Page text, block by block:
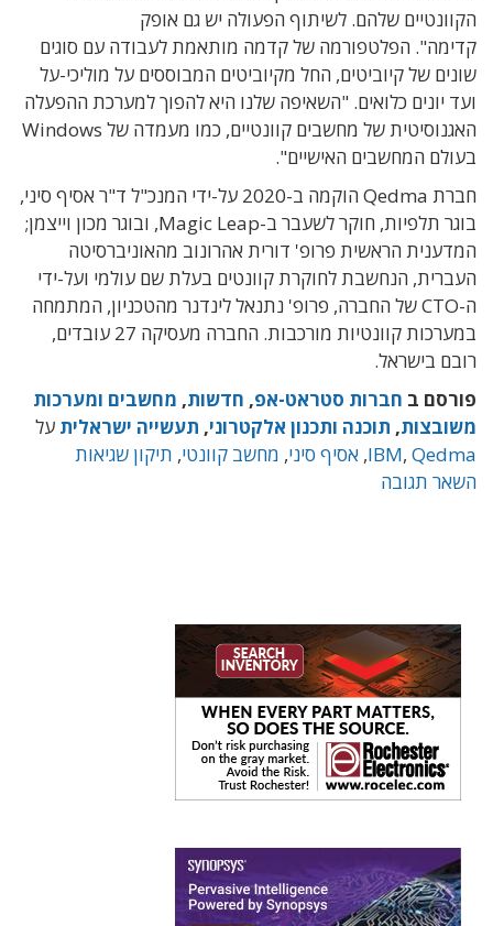
הקוונטיים שלהם. לשיתוף הפעולה יש גם אופק
קדימה". הפלטפורמה של קדמה מותאמת לעבודה עם סוגים
שונים של קיוביטים, החל מקיוביטים המבוססים על מוליכי-על
ועד יונים כלואים. "השאיפה שלנו היא להפוך למערכת ההפעלה
האגנוסיטית של מחשבים קוונטיים, כמו מעמדה של Windows
בעולם המחשבים האישיים".
חברת Qedma הוקמה ב-2020 על-ידי המנכ"ל ד"ר אסיף סיני,
בוגר תלפיות, חוקר לשעבר ב-Magic Leap, ובוגר מכון וייצמן;
המדענית הראשית פרופ' דורית אהרונוב מהאוניברסיטה
העברית, הנחשבת לחוקרת קוונטים בעלת שם עולמי ועל-ידי
ה-CTO של החברה, פרופ' נתנאל לינדנר מהטכניון, המתמחה
במערכות קוונטיות מורכבות. החברה מעסיקה 27 עובדים,
רובם בישראל.
פורסם ב חברות סטראט-אפ, חדשות, מחשבים ומערכות
משובצות, תוכנה ותכנון אלקטרוני, תעשייה ישראלית על
IBM, Qedma
, אסיף סיני, מחשב קוונטי, תיקון שגיאות
השאר תגובה